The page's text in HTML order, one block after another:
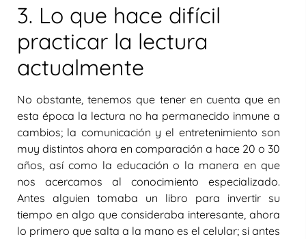
3. Lo que hace difícil
practicar la lectura
actualmente
No obstante, tenemos que tener en cuenta que en
esta época la lectura no ha permanecido inmune a
cambios; la comunicación y el entretenimiento son
muy distintos ahora en comparación a hace 20 o 30
años, así como la educación o la manera en que
nos acercamos al conocimiento especializado.
Antes alguien tomaba un libro para invertir su
tiempo en algo que consideraba interesante, ahora
lo primero que salta a la mano es el celular; si antes